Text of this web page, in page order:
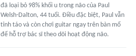
đã loại bỏ 98% khối u trong não của Paul
Welsh-Dalton, 44 tuổi. Điều đặc biệt, Paul vẫn
tỉnh táo và còn chơi guitar ngay trên bàn mổ
để hỗ trợ bác sĩ theo dõi hoạt động não.